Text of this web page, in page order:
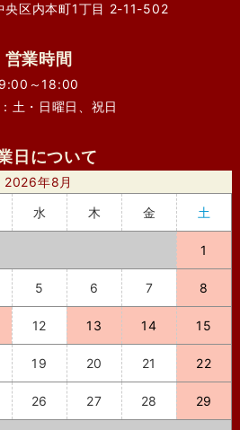
央区内本町1丁目 2-11-502
営業時間
9:00～18:00
土・日曜日、祝日
日について
2026年8月
水 木 金 土
1
5 6 7 8
12 13 14 15
19 20 21 22
26 27 28 29